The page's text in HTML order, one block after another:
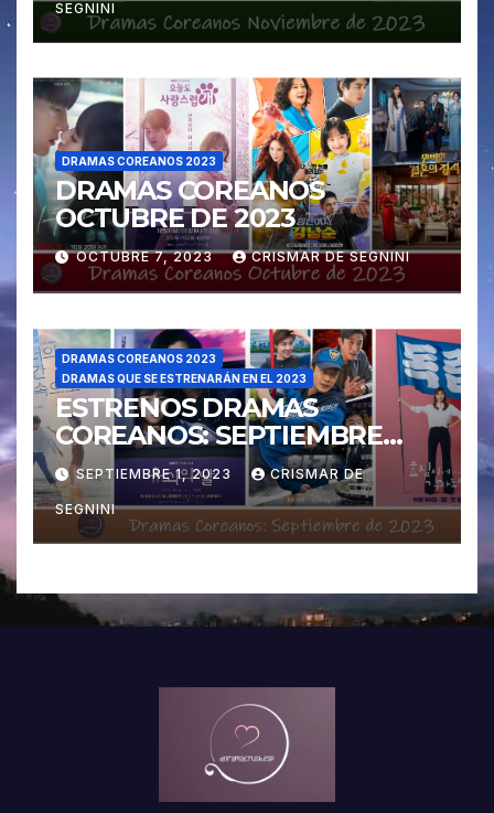
SEGNINI
DRAMAS COREANOS 2023
DRAMAS COREANOS
OCTUBRE DE 2023
OCTUBRE 7, 2023 CRISMAR DE SEGNINI
DRAMAS COREANOS 2023
DRAMAS QUE SE ESTRENARÁN EN EL 2023
ESTRENOS DRAMAS
COREANOS: SEPTIEMBRE
2023
SEPTIEMBRE 1, 2023 CRISMAR DE
SEGNINI